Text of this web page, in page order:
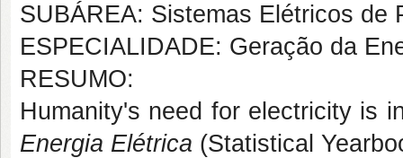
SUBÁREA: Sistemas Elétricos de
ESPECIALIDADE: Geração da
RESUMO:
Humanity's need for electricity is
Energia Elétrica (Statistical